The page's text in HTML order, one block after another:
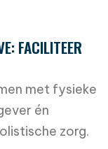
FACILITEER
met fysieke
én
zorg.